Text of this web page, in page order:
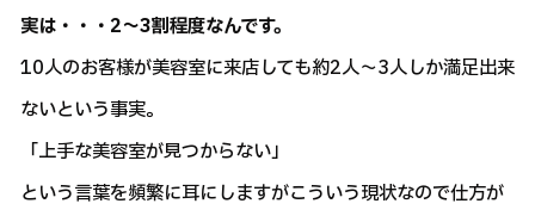
実は・・・2～3割程度なんです。
10人のお客様が美容室に来店しても約2人～3人しか満足出来
ないという事実。
「上手な美容室が見つからない」
という言葉を頻繁に耳にしますがこういう現状なので仕方が